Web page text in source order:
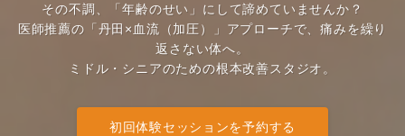
​その不調、「年齢のせい」にして諦めていませんか？
医師推薦の「丹田×血流（加圧）」アプローチで、痛みを繰り
返さない体へ。
ミドル・シニアのための根本改善スタジオ。
初回体験セッションを予約する